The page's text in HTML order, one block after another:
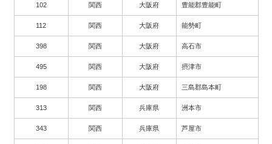
102 関西 大阪府 豊能郡豊能町
112 関西 大阪府 能勢町
398 関西 大阪府 高石市
495 関西 大阪府 摂津市
198 関西 大阪府 三島郡島本町
313 関西 兵庫県 洲本市
343 関西 兵庫県 芦屋市